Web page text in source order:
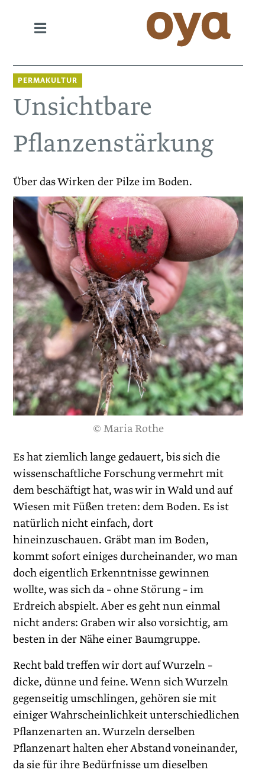
PERMAKULTUR
Unsichtbare
Pflanzenstärkung
Über das Wirken der Pilze im Boden.
© Maria Rothe
Es hat ziemlich lange gedauert, bis sich die
wissenschaftliche Forschung vermehrt mit
dem beschäftigt hat, was wir in Wald und auf
Wiesen mit Füßen treten: dem Boden. Es ist
natürlich nicht einfach, dort
hineinzuschauen. Gräbt man im Boden,
kommt sofort einiges durcheinander, wo man
doch eigentlich Erkenntnisse gewinnen
wollte, was sich da – ohne Störung – im
Erdreich abspielt. Aber es geht nun einmal
nicht anders: Graben wir also vorsichtig, am
besten in der Nähe einer Baumgruppe.
Recht bald treffen wir dort auf Wurzeln –
dicke, dünne und feine. Wenn sich Wurzeln
gegenseitig umschlingen, gehören sie mit
einiger Wahrscheinlichkeit unterschiedlichen
Pflanzenarten an. Wurzeln derselben
Pflanzenart halten eher Abstand voneinander,
da sie für ihre Bedürfnisse um dieselben